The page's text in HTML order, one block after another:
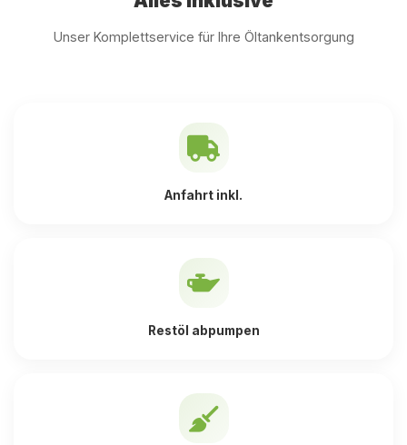
Unser Komplettservice für Ihre Öltankentsorgung
Anfahrt inkl.
Restöl abpumpen